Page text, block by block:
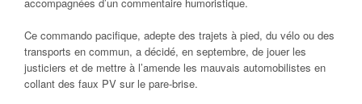
Ce commando pacifique, adepte des trajets à pied, du vélo ou des
transports en commun, a décidé, en septembre, de jouer les
justiciers et de mettre à l’amende les mauvais automobilistes en
collant des faux PV sur le pare-brise.